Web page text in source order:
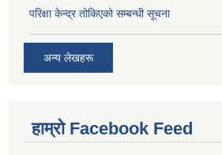
परिक्षा केन्द्र तोकिएको सम्बन्धी सूचना
अन्य लेखहरू
हाम्रो Facebook Feed